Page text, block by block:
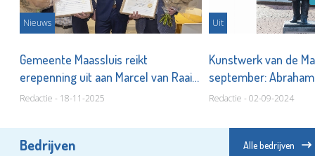
Nieuws
Gemeente Maassluis reikt
erepenning uit aan Marcel van Raaij
en Gert Rikhof
Redactie - 18-11-2025
Uit
Kunstwerk van de
september:
Redactie - 02-09-2024
Bedrijven Alle bedrijven